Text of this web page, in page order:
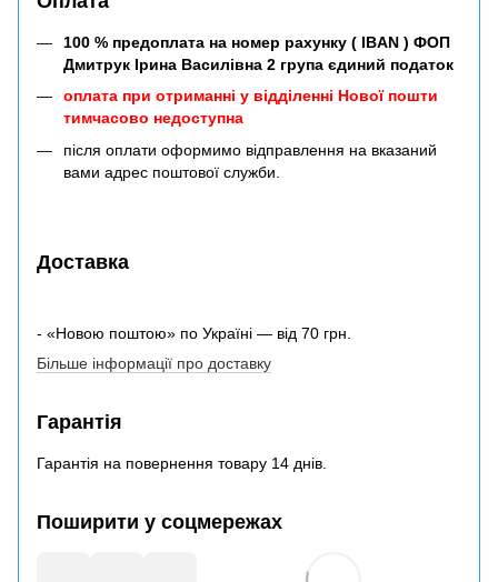
100 % предоплата на номер рахунку ( IBAN ) ФОП
Дмитрук Ірина Василівна 2 група єдиний податок
оплата при отриманні у відділенні Нової пошти
тимчасово недоступна
після оплати оформимо відправлення на вказаний
вами адрес поштової служби.
Доставка
- «Новою поштою» по Україні — від 70 грн.
Більше інформації про доставку
Гарантія
Гарантія на повернення товару 14 днів.
Поширити у соцмережах